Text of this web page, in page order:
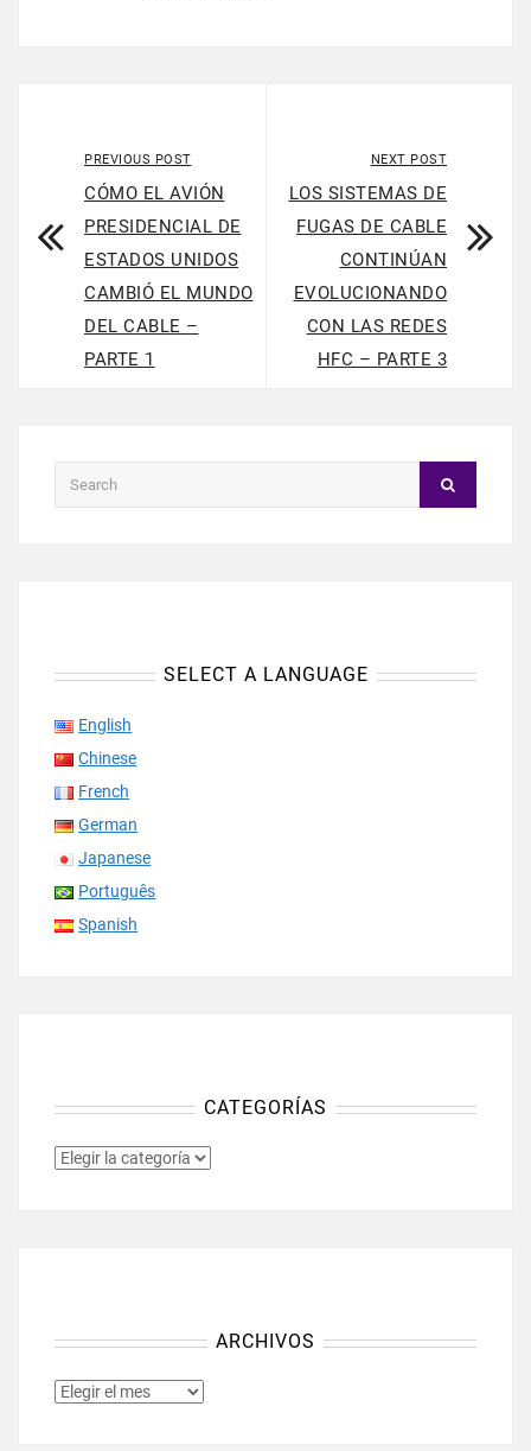
PREVIOUS POST
CÓMO EL AVIÓN
PRESIDENCIAL DE
ESTADOS UNIDOS
CAMBIÓ EL MUNDO
DEL CABLE –
PARTE 1
NEXT POST
LOS SISTEMAS DE
FUGAS DE CABLE
CONTINÚAN
EVOLUCIONANDO
CON LAS REDES
HFC – PARTE 3
SELECT A LANGUAGE
English
Chinese
French
German
Japanese
Português
Spanish
CATEGORÍAS
CATEGORÍAS
ARCHIVOS
ARCHIVOS